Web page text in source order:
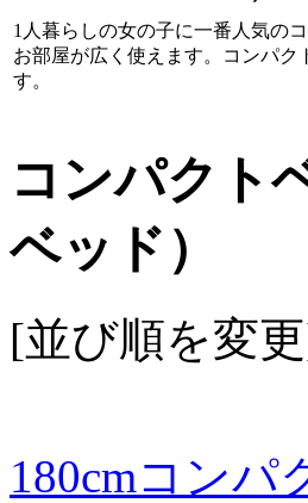
1人暮らしの女の子に一番人気の
お部屋が広く使えます。コンパ
す。
コンパクト
ベッド）
[並び順を変
180cmコンパ